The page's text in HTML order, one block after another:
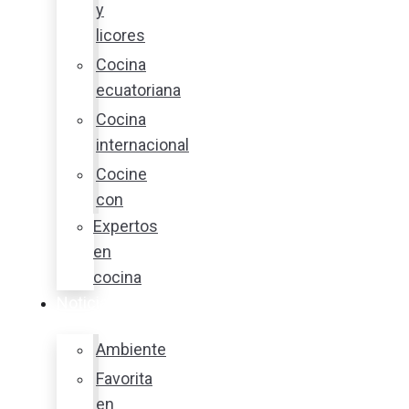
y
licores
Cocina
ecuatoriana
Cocina
internacional
Cocine
con
Expertos
en
cocina
Ambiente
Favorita
en